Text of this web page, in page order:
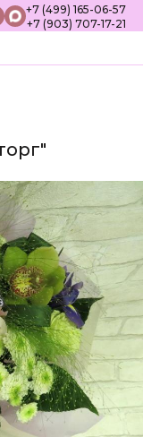
+7 (499) 165-06-57
+7 (903) 707-17-21